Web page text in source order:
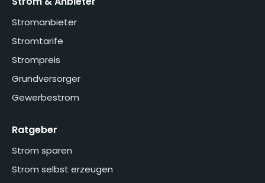
Stromanbieter
Stromtarife
Strompreis
Grundversorger
Gewerbestrom
Ratgeber
Strom sparen
Strom selbst erzeugen